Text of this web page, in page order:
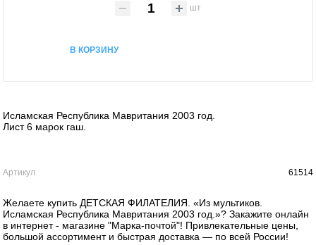
шт
В КОРЗИНУ
Исламская Республика Мавритания 2003 год.
Лист 6 марок гаш.
Артикул 61514
Желаете купить ДЕТСКАЯ ФИЛАТЕЛИЯ. «Из мультиков.
Исламская Республика Мавритания 2003 год.»? Закажите онлайн
в интернет - магазине "Марка-почтой"! Привлекательные цены,
большой ассортимент и быстрая доставка — по всей России!